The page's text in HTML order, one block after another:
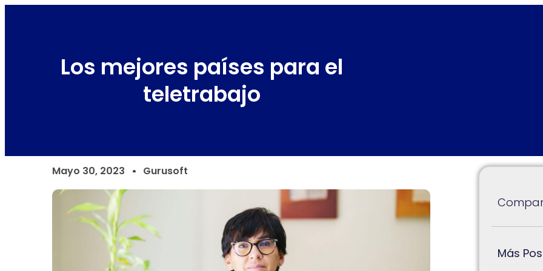
Los mejores países para el
teletrabajo
Mayo 30, 2023 Gurusoft
Más